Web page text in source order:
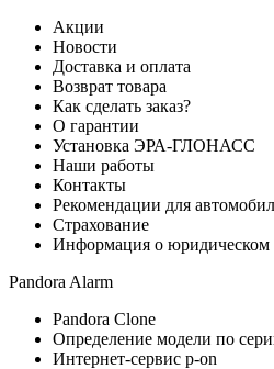
Акции
Новости
Доставка и оплата
Возврат товара
Как сделать заказ?
О гарантии
Установка ЭРА-ГЛОНАСС
Наши работы
Контакты
Рекомендации для
Страхование
Информация о юридическом
Pandora Alarm
Pandora Clone
Определение модели по
Интернет-сервис p-on